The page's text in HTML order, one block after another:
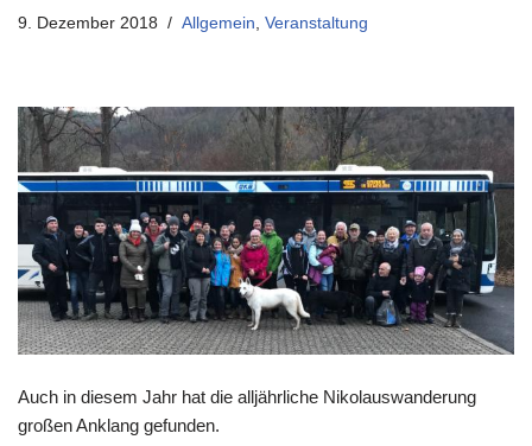
9. Dezember 2018 Allgemein, Veranstaltung
Auch in diesem Jahr hat die alljährliche Nikolauswanderung
großen Anklang gefunden.